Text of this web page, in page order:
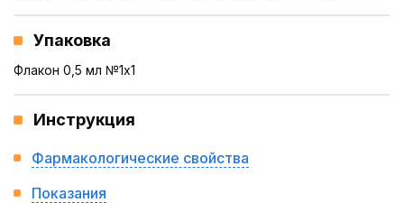
Упаковка
Флакон 0,5 мл №1x1
Инструкция
Фармакологические свойства
Показания